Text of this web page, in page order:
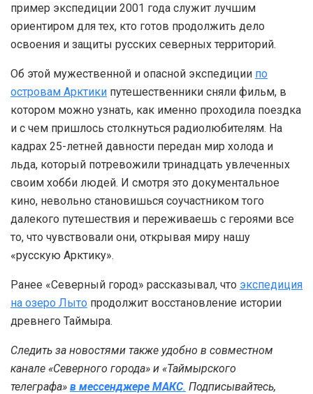
пример экспедиции 2001 года служит лучшим
ориентиром для тех, кто готов продолжить дело
освоения и защиты русских северных территорий.
Об этой мужественной и опасной экспедиции по
островам Арктики путешественники сняли фильм, в
котором можно узнать, как именно проходила поездка
и с чем пришлось столкнуться радиолюбителям. На
кадрах 25-летней давности передан мир холода и
льда, который потревожили тринадцать увлеченных
своим хобби людей. И смотря это документальное
кино, невольно становишься соучастником того
далекого путешествия и переживаешь с героями все
то, что чувствовали они, открывая миру нашу
«русскую Арктику».
Ранее «Северный город» рассказывал, что экспедиция
на озеро Лыто продолжит восстановление истории
древнего Таймыра.
Следить за новостями также удобно в совместном
канале «Северного города» и «Таймырского
телеграфа» в мессенджере MAКС. Подписывайтесь,